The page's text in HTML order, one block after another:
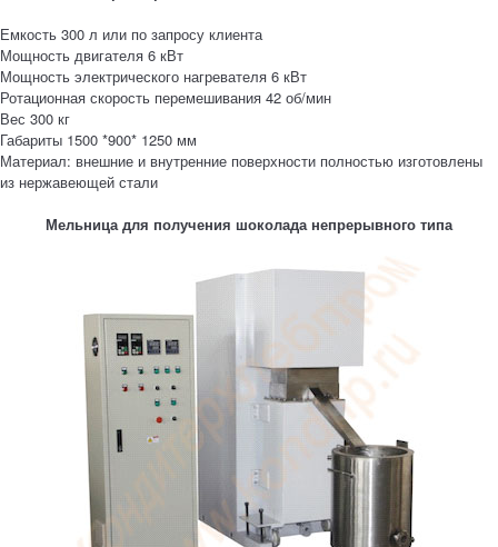
Емкость 300 л или по запросу клиента
Мощность двигателя 6 кВт
Мощность электрического нагревателя 6 кВт
Ротационная скорость перемешивания 42 об/мин
Вес 300 кг
Габариты 1500 *900* 1250 мм
Материал: внешние и внутренние поверхности полностью изготовлены
из нержавеющей стали
Мельница для получения шоколада непрерывного типа